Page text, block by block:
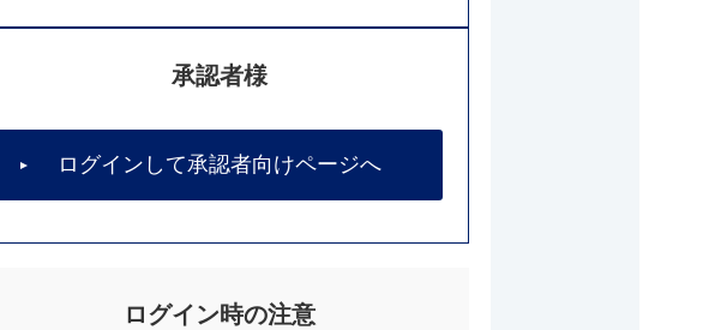
承認者様
ログインして承認者向けページへ
ログイン時の注意